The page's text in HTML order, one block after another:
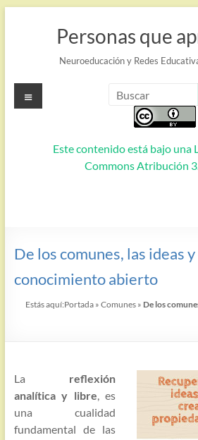
Personas que
Neuroeducación y Redes
Este contenido está bajo una
Commons Atribución
Menú
De los comunes, las ideas y
conocimiento abierto
Estás aquí:Portada »Comunes » De los
La reflexión
analítica y libre, es
una cualidad
fundamental de las